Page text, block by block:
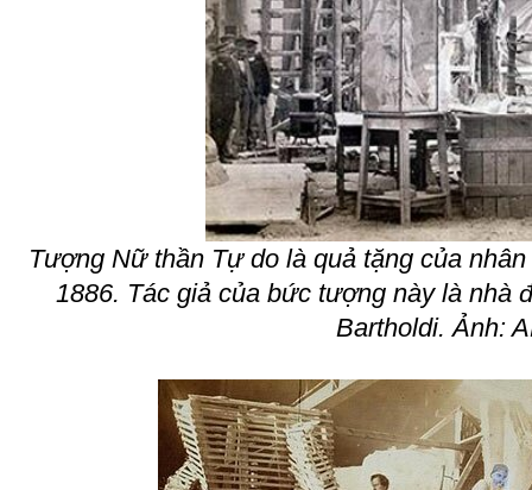
Tượng Nữ thần Tự do là quả tặng của
1886. Tác giả của bức tượng này là nhà
Bartholdi. Ảnh: